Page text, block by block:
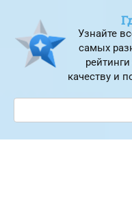
контенту
Узнайте
самых
качеству и
Поиск: